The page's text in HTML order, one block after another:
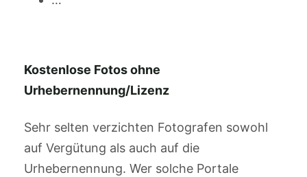
Kostenlose Fotos ohne
Urhebernennung/Lizenz
Sehr selten verzichten Fotografen sowohl
auf Vergütung als auch auf die
Urhebernennung. Wer solche Portale